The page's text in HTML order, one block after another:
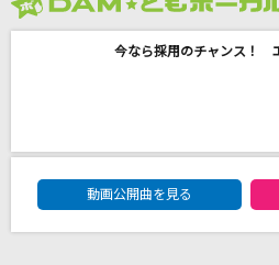
松田聖子
雨
Be my Girl
今なら採用のチャンス！
DAM★ともボーカルエン
動画公開曲を見る